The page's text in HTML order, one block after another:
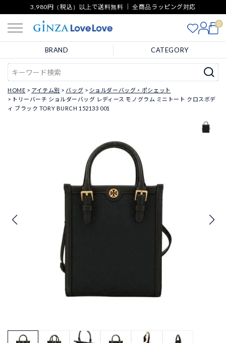
3,980円（税込）以上で送料無料 ｜ 全商品ラッピング対応
0
BRAND CATEGORY
HOME アイテム別 バッグ
ショルダーバッグ・ポシェット
トリーバーチ ショルダーバッグ レディース モノグラム ミニトート クロスボデ
ィ ブラック TORY BURCH 152133 001